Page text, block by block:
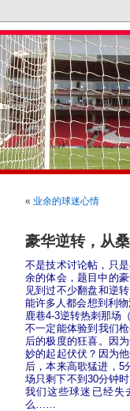
« 业余的球迷心情
豪华逆转，从
不是技术讨论帖，只
余的体会，题目中的
见到过不少翻盘和逆
能许多人都会想到利
鹿巷4-3逆转热刺那场
不一定能体验到我们
后的极度的狂喜。 因
妙的起起伏伏？因为
后，本来高歌猛进，5
场只剩下不到30分钟
我们这些球迷已经失
么……